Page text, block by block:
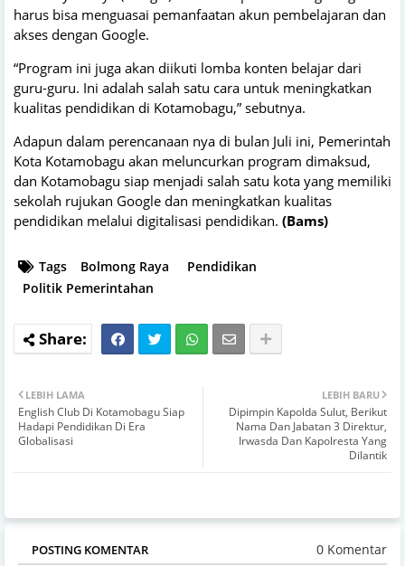
harus bisa menguasai pemanfaatan akun pembelajaran dan
akses dengan Google.
“Program ini juga akan diikuti lomba konten belajar dari
guru-guru. Ini adalah salah satu cara untuk meningkatkan
kualitas pendidikan di Kotamobagu,” sebutnya.
Adapun dalam perencanaan nya di bulan Juli ini, Pemerintah
Kota Kotamobagu akan meluncurkan program dimaksud,
dan Kotamobagu siap menjadi salah satu kota yang memiliki
sekolah rujukan Google dan meningkatkan kualitas
pendidikan melalui digitalisasi pendidikan. (Bams)
Tags Bolmong Raya
Pendidikan
Politik Pemerintahan
LEBIH BARU
Dipimpin Kapolda Sulut, Berikut
Nama Dan Jabatan 3 Direktur,
Irwasda Dan Kapolresta Yang
Dilantik
LEBIH LAMA
English Club Di Kotamobagu Siap
Hadapi Pendidikan Di Era
Globalisasi
POSTING KOMENTAR 0 Komentar